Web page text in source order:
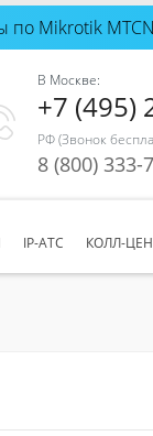
по Mikrotik
В Москве:
+7 (495)
РФ (Звонок
8 (800) 333-
IP-АТС КОЛЛ-